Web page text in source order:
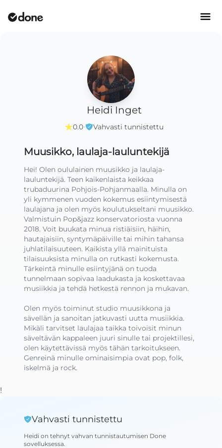
Heidi Inget
0.0· Vahvasti tunnistettu
Muusikko, laulaja-lauluntekijä
Hei! Olen oululainen muusikko ja laulaja-
lauluntekijä. Teen kaikenlaista keikkaa
trubaduurina Pohjois-Pohjanmaalla. Minulla on
yli kymmenen vuoden kokemus esiintymisestä
laulajana ja olen myös koulutukseltani muusikko.
Valmistuin Pop&jazz konservatoriosta vuonna
2018. Voit buukata minua ristiäisiin, häihin,
hautajaisiin, syntymäpäiville tai mihin tahansa
juhlatilaisuuteen. Kaikista yllä mainituista
tilaisuuksista minulla on rutkasti kokemusta.
Tärkeintä minulle esiintyjänä on tuoda
tunnelmaan sopivaa laadukasta ja koskettavaa
musiikkia ja tehdä hetkestä rennon ja mukavan.
Olen myös toiminut studio muusikkona ja
sävellän ja sanoitan jatkuvasti uutta musiikkia.
Mikäli tarvitset laulajaa taikka toivoisit minun
säveltävän kappaleen juuri sinulle tai projektillesi,
olen käytettävissä myös tähän tarkoitukseen.
Genreinä minulle ominaisimpia ovat pop, folk,
iskelmä ja rock.
!
Vahvasti tunnistettu
Heidi on tehnyt vahvan tunnistautumisen Done
sovelluksessa.